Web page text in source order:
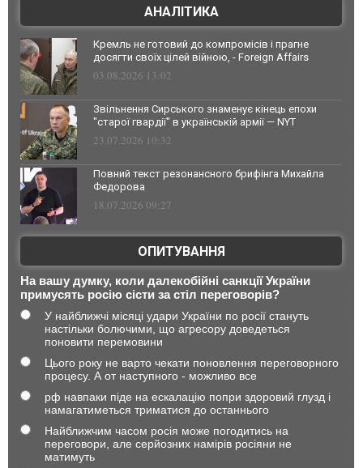
АНАЛІТИКА
Кремль не готовий до компромісів і прагне
досягти своїх цілей війною, - Foreign Affairs
03.08.2026 13:02
Звільнення Сирського знаменує кінець епохи
"старої гвардії" в українській армії — NYT
23.07.2026 10:32
Повний текст резонансного брифінга Михайла
Федорова
18.07.2026 09:27
ОПИТУВАННЯ
На вашу думку, коли далекобійні санкції України
примусять росію сісти за стіл переговорів?
У найближчі місяці удари України по росії стануть
настільки болючими, що агресору доведеться
поновити перемовини
Цього року не варто чекати поновлення переговорного
процесу. А от наступного - можливо все
рф навпаки піде на ескалацію попри здоровий глузд і
намагатиметься триматися до останнього
Найближчим часом росія може погодитись на
переговори, але серйозних намірів росіяни не
матимуть